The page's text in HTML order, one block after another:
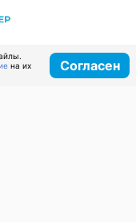
на их
Согласен